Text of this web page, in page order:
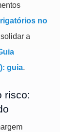
no
a
guia.
risco: